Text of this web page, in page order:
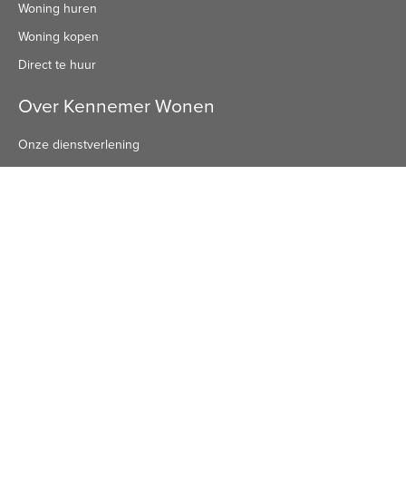
Woning huren
Woning kopen
Direct te huur
Over Kennemer Wonen
Onze dienstverlening